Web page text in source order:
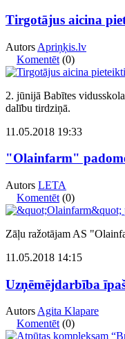
Tirgotājus aicina
Autors Apriņķis.lv
Komentēt (0)
2. jūnijā Babītes
dalību tirdziņā.
11.05.2018 19:33
"Olainfarm"
Autors LETA
Komentēt (0)
Zāļu ražotājam AS
11.05.2018 14:15
Uzņēmējdarbība
AutorsAgita Klapare
Komentēt (0)